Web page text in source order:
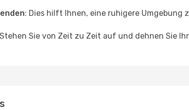
: Dies hilft Ihnen, eine ruhigere Umgebung
Sie von Zeit zu Zeit auf und dehnen Sie